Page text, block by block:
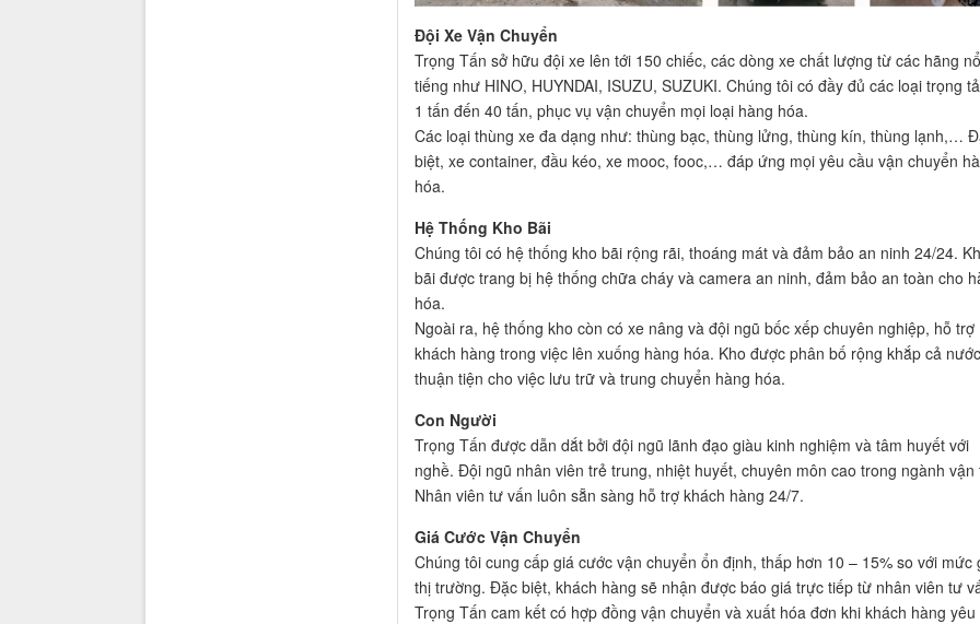
Đội Xe Vận Chuyển
Trọng Tấn sở hữu đội xe lên tới 150 chiếc, các dòng xe chất lượng từ các hãng
tiếng như HINO, HUYNDAI, ISUZU, SUZUKI. Chúng tôi có đầy đủ các loại trọng
1 tấn đến 40 tấn, phục vụ vận chuyển mọi loại hàng hóa.
Các loại thùng xe đa dạng như: thùng bạc, thùng lửng, thùng kín, thùng lạnh,…
biệt, xe container, đầu kéo, xe mooc, fooc,… đáp ứng mọi yêu cầu vận chuyển
hóa.
Hệ Thống Kho Bãi
Chúng tôi có hệ thống kho bãi rộng rãi, thoáng mát và đảm bảo an ninh 24/24.
bãi được trang bị hệ thống chữa cháy và camera an ninh, đảm bảo an toàn cho
hóa.
Ngoài ra, hệ thống kho còn có xe nâng và đội ngũ bốc xếp chuyên nghiệp, hỗ trợ
khách hàng trong việc lên xuống hàng hóa. Kho được phân bố rộng khắp cả
thuận tiện cho việc lưu trữ và trung chuyển hàng hóa.
Con Người
Trọng Tấn được dẫn dắt bởi đội ngũ lãnh đạo giàu kinh nghiệm và tâm huyết với
nghề. Đội ngũ nhân viên trẻ trung, nhiệt huyết, chuyên môn cao trong ngành vận
Nhân viên tư vấn luôn sẵn sàng hỗ trợ khách hàng 24/7.
Giá Cước Vận Chuyển
Chúng tôi cung cấp giá cước vận chuyển ổn định, thấp hơn 10 – 15% so với mức
thị trường. Đặc biệt, khách hàng sẽ nhận được báo giá trực tiếp từ nhân viên tư
Trọng Tấn cam kết có hợp đồng vận chuyển và xuất hóa đơn khi khách hàng yêu